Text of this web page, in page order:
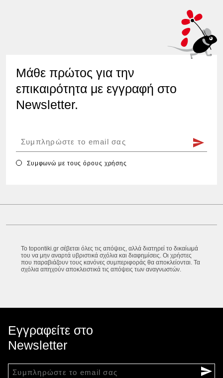
Μάθε πρώτος για την
επικαιρότητα με εγγραφή στο
Newsletter.
Συμφωνώ με τουςόρους χρήσης
Το topontiki.gr σέβεται όλες τις απόψεις, αλλά διατηρεί το δικαίωμά
του να μην αναρτά υβριστικά σχόλια και διαφημίσεις. Οι χρήστες
που παραβιάζουν τους κανόνες συμπεριφοράς θα αποκλείονται. Τα
σχόλια απηχούν αποκλειστικά τις απόψεις των αναγνωστών.
Εγγραφείτε στο
Newsletter